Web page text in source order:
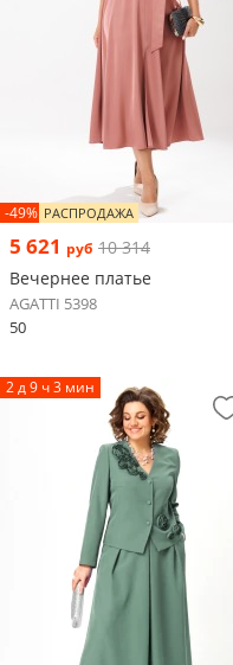
-49% РАСПРОДАЖА
5 621 руб 10 314
Вечернее платье
AGATTI 5398
50
2 д 9 ч 3 мин